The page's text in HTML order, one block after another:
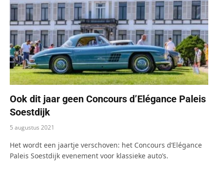
Ook dit jaar geen Concours d’Elégance Paleis
Soestdijk
5 augustus 2021
Het wordt een jaartje verschoven: het Concours d’Elégance
Paleis Soestdijk evenement voor klassieke auto’s.